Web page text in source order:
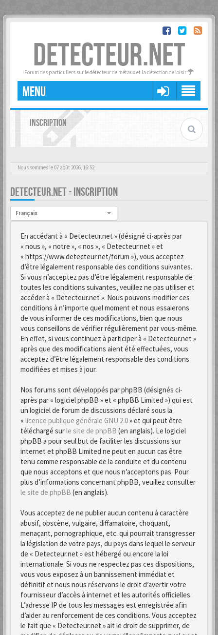
DETECTEUR.NET
Forum des particuliers sur le détecteur de métaux et la détection de loisir
MENU
INSCRIPTION
Nous sommes le 07 août 2026, 16:52
DETECTEUR.NET - INSCRIPTION
Langue :
Français
En accédant à « Detecteur.net » (désigné ci-après par
« nous », « notre », « nos », « Detecteur.net » et
« https://www.detecteur.net/forum »), vous acceptez
d’être légalement responsable des conditions suivantes.
Si vous n’acceptez pas d’être légalement responsable de
toutes les conditions suivantes, veuillez ne pas utiliser et
accéder à « Detecteur.net ». Nous pouvons modifier ces
conditions à n’importe quel moment et nous essaierons
de vous informer de ces modifications, bien que nous
vous conseillons de vérifier régulièrement par vous-même.
En effet, si vous continuez à participer à « Detecteur.net »
après que des modifications aient été effectuées, vous
acceptez d’être légalement responsable des conditions
modifiées et mises à jour.
Nos forums sont développés par phpBB (désignés ci-
après par « logiciel phpBB » et « phpBB Limited ») qui est
un logiciel de forum de discussions déclaré sous la
« licence publique générale GNU 2.0» et qui peut être
téléchargé surle site de phpBB (en anglais). Le logiciel
phpBB a pour seul but de faciliter les discussions sur
internet et phpBB Limited ne peut en aucun cas être
tenu comme responsable de la conduite et du contenu
que nous acceptons et que nous n’acceptons pas. Pour
plus d’informations concernant phpBB, veuillez consulter
le site de phpBB (en anglais).
Vous acceptez de ne publier aucun contenu à caractère
abusif, obscène, vulgaire, diffamatoire, choquant,
menaçant, pornographique, etc. qui pourrait transgresser
la législation de votre pays, du pays dans lequel le serveur
de « Detecteur.net » est hébergé ou encore la loi
internationale. Si vous ne respectez pas ces dispositions,
vous vous exposez à un bannissement immédiat et
définitif et nous nous réservons le droit d’avertir votre
fournisseur d’accès à internet et les autorités officielles.
L’adresse IP de tous les messages est enregistrée afin
d’aider au renforcement de ces conditions. Vous acceptez
le fait que « Detecteur.net » ait le droit de supprimer, de